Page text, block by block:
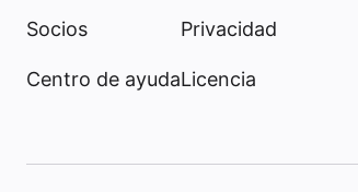
Socios
Centro de ayuda
Privacidad
Licencia